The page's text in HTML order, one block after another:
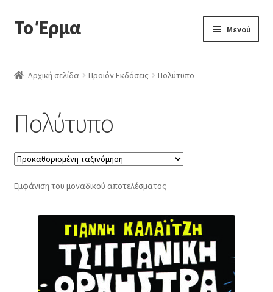
Απευθείας
μετάβαση
πλοήγηση
Μετάβαση
σε
Το Έρμα Μενού
Κατηγορίες Βιβλίων
Συχνές Ερωτήσεις
Επικοινωνία
Αρχική σελίδα Προϊόν Εκδόσεις Πολύτυπο
Πολύτυπο
Εμφάνιση του μοναδικού αποτελέσματος